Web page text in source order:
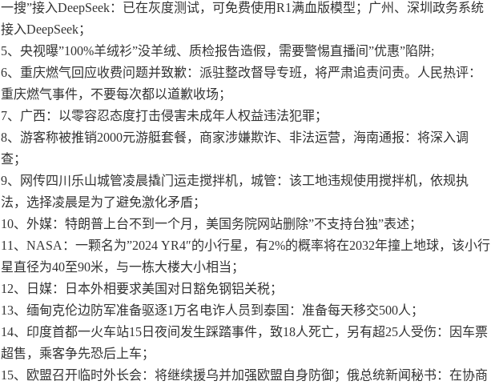
一搜”接入DeepSeek：已在灰度测试，可免费使用R1满血版模型；广州、深圳政务系统
接入DeepSeek；
5、央视曝”100%羊绒衫”没羊绒、质检报告造假，需要警惕直播间”优惠”陷阱;
6、重庆燃气回应收费问题并致歉：派驻整改督导专班，将严肃追责问责。人民热评：
重庆燃气事件，不要每次都以道歉收场；
7、广西：以零容忍态度打击侵害未成年人权益违法犯罪；
8、游客称被推销2000元游艇套餐，商家涉嫌欺诈、非法运营，海南通报：将深入调
查；
9、网传四川乐山城管凌晨撬门运走搅拌机，城管：该工地违规使用搅拌机，依规执
法，选择凌晨是为了避免激化矛盾；
10、外媒：特朗普上台不到一个月，美国务院网站删除”不支持台独”表述；
11、NASA：一颗名为”2024 YR4″的小行星，有2%的概率将在2032年撞上地球，该小行
星直径为40至90米，与一栋大楼大小相当；
12、日媒：日本外相要求美国对日豁免钢铝关税；
13、缅甸克伦边防军准备驱逐1万名电诈人员到泰国：准备每天移交500人；
14、印度首都一火车站15日夜间发生踩踏事件，致18人死亡，另有超25人受伤：因车票
超售，乘客争先恐后上车；
15、欧盟召开临时外长会：将继续援乌并加强欧盟自身防御；俄总统新闻秘书：在协商